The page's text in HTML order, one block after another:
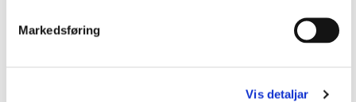
Markedsføring
Vis detaljar
kan utvikle, gjennomføre, evaluere og tilpasse